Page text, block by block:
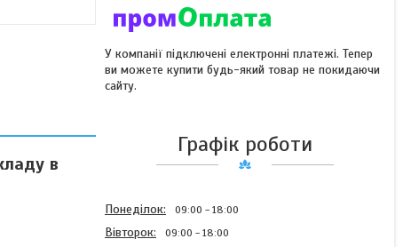
в
У компанії підключені електронні платежі. Тепер
ви можете купити будь-який товар не покидаючи
сайту.
Графік роботи
Понеділок 09:00 18:00
Вівторок 09:00 18:00